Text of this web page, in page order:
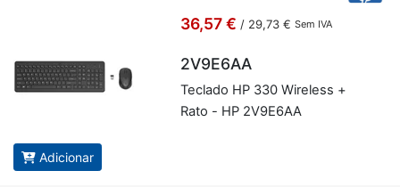
36,57 € / 29,73 € Sem IVA
2V9E6AA
Te­clado HP 330 Wi­re­less +
Rato - HP 2V9E6AA
Adicionar